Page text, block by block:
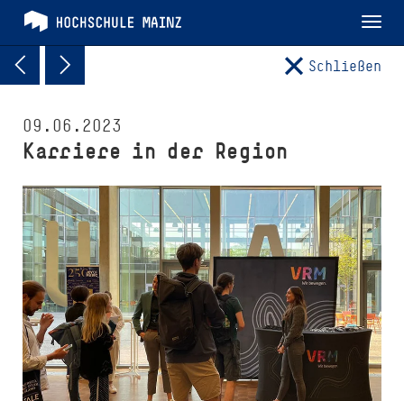
Schließen
09.06.2023
Karriere in der Region